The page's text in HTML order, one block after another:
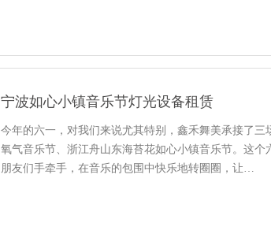
宁波如心小镇音乐节灯光设备租赁
今年的六一，对我们来说尤其特别，鑫禾舞美承接了三
氧气音乐节、浙江舟山东海苔花如心小镇音乐节。这个
朋友们手牵手，在音乐的包围中快乐地转圈圈，让…